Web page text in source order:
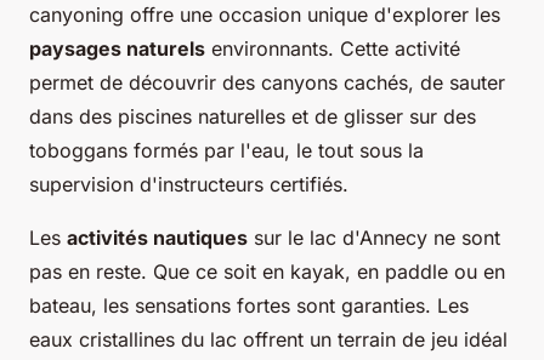
canyoning offre une occasion unique d'explorer les
paysages naturels environnants. Cette activité
permet de découvrir des canyons cachés, de sauter
dans des piscines naturelles et de glisser sur des
toboggans formés par l'eau, le tout sous la
supervision d'instructeurs certifiés.
Les activités nautiques sur le lac d'Annecy ne sont
pas en reste. Que ce soit en kayak, en paddle ou en
bateau, les sensations fortes sont garanties. Les
eaux cristallines du lac offrent un terrain de jeu idéal